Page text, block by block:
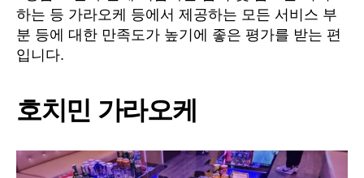
하는 등 가라오케 등에서 제공하는 모든 서비스 부
분 등에 대한 만족도가 높기에 좋은 평가를 받는 편
입니다.
호치민 가라오케